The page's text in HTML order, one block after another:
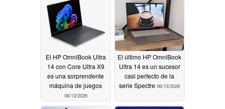
06/13/2026
El HP OmniBook Ultra
14 con Core Ultra X9
es una sorprendente
máquina de juegos
06/13/2026
El último HP OmniBook
Ultra 14 es un sucesor
casi perfecto de la
serie Spectre 06/13/2026